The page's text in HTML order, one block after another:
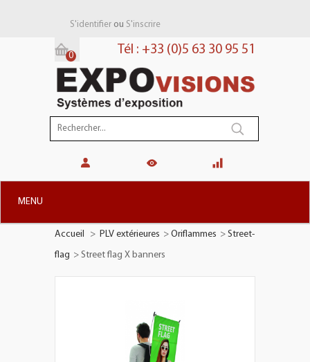
S'identifierou S'inscrire
Tél : +33 (0)5 63 30 95 51
Panier:
0
MENU
STANDS MODULAIRES
Accueil > PLV extérieures > Oriflammes > Street-
flag > Street flag X banners